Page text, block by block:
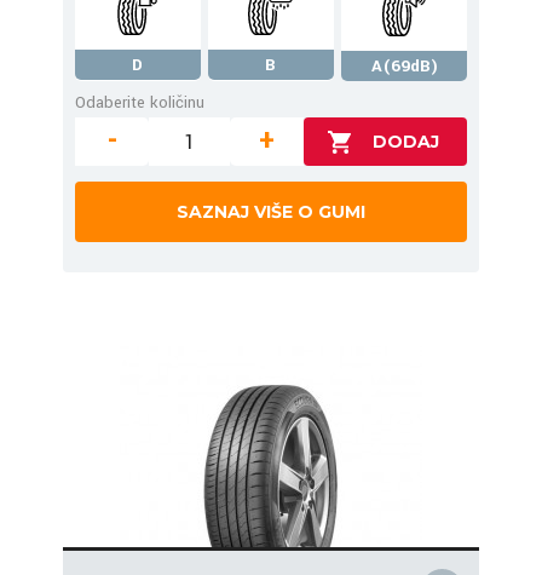
D B
A(69dB)
Odaberite količinu
- +
SAZNAJ VIŠE O GUMI